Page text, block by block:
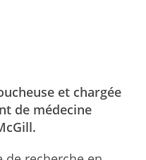
et chargée
de médecine